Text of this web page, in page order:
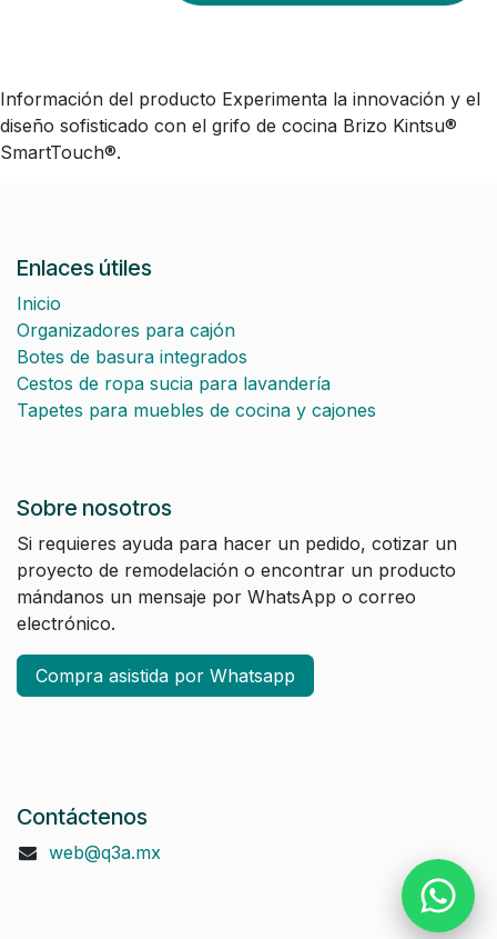
Información del producto Experimenta la innovación y el
diseño sofisticado con el grifo de cocina Brizo Kintsu®
SmartTouch®.
Enlaces útiles
Inicio
Organizadores para cajón
Botes de basura integrados
Cestos de ropa sucia para lavandería
Tapetes para muebles de cocina y cajones
Sobre nosotros
Si requieres ayuda para hacer un pedido, cotizar un
proyecto de remodelación o encontrar un producto
mándanos un mensaje por WhatsApp o correo
electrónico.
Compra asistida por Whatsapp
Contáctenos
web@q3a.mx